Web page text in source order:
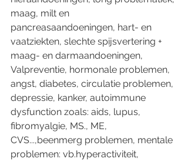
maag, milt en
pancreasaandoeningen, hart- en
vaatziekten, slechte spijsvertering +
maag- en darmaandoeningen,
Valpreventie, hormonale problemen,
angst, diabetes, circulatie problemen,
depressie, kanker, autoimmune
dysfunction zoals: aids, lupus,
fibromyalgie, MS., ME,
CVS...,beenmerg problemen, mentale
problemen: vb.hyperactiviteit,